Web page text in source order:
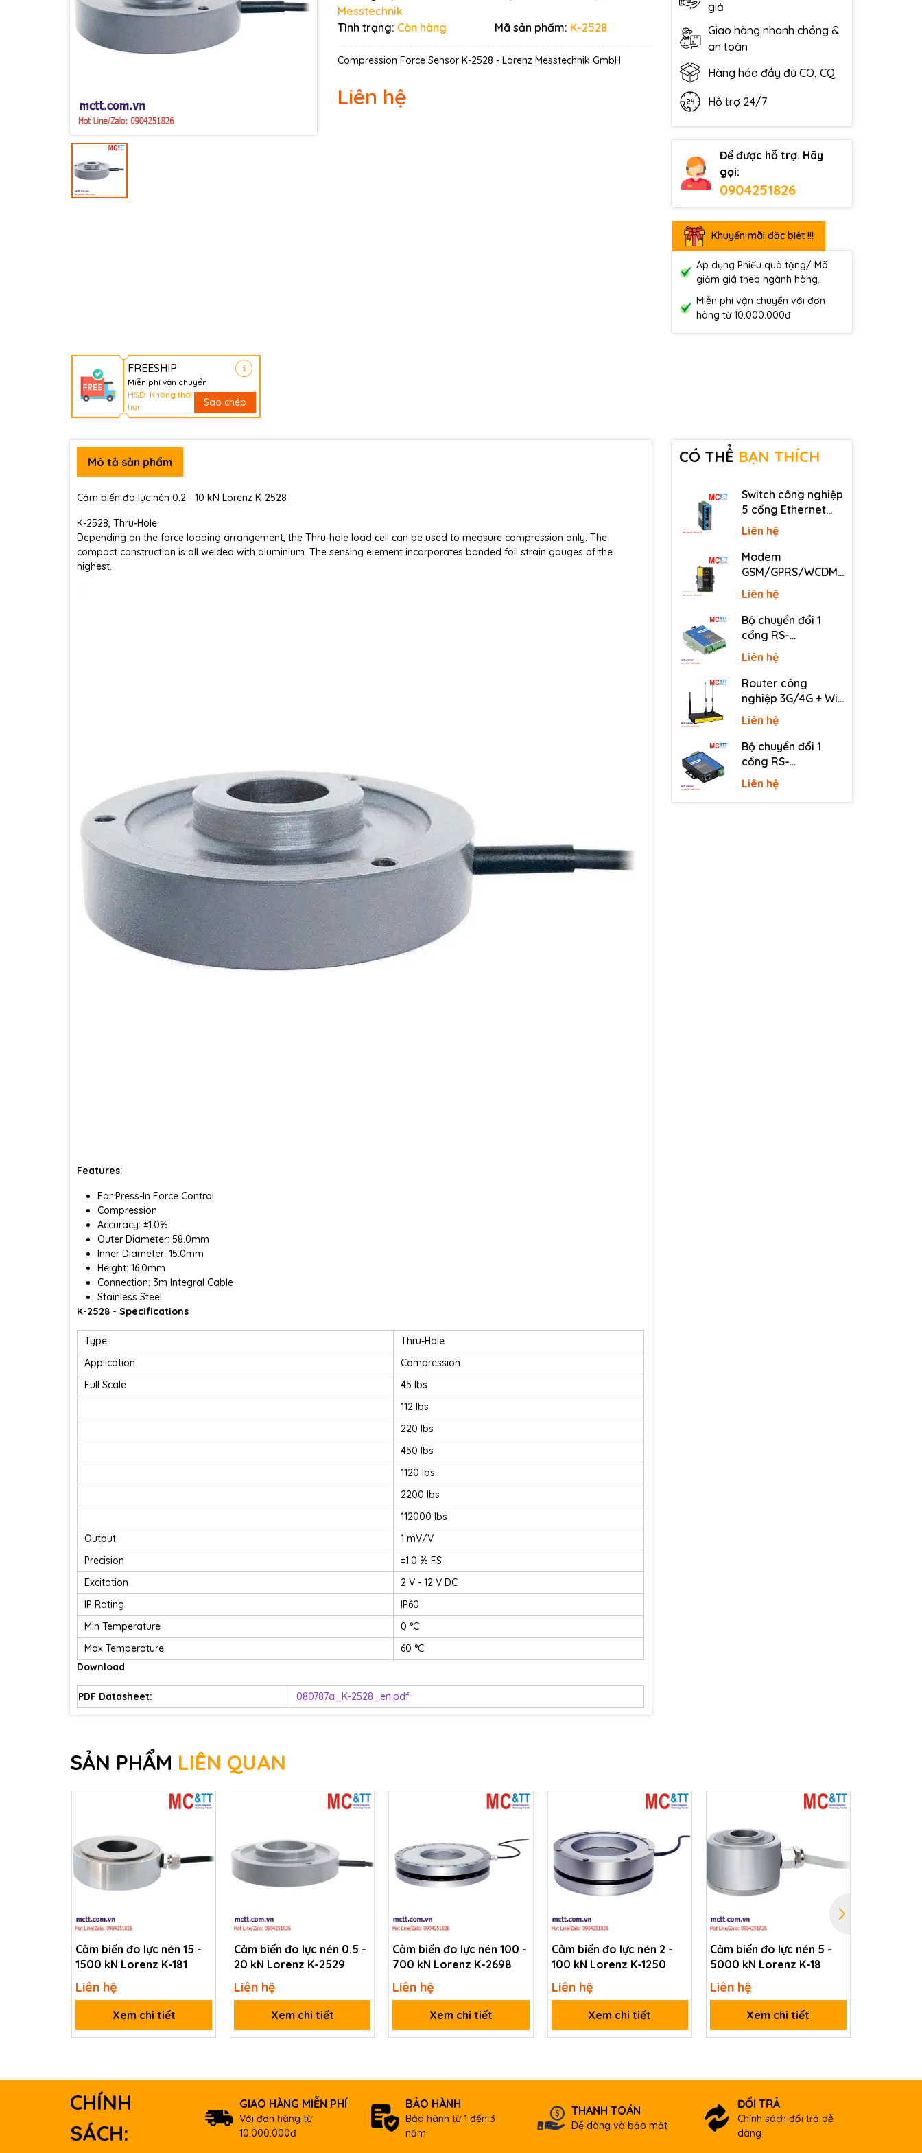
Messtechnik
Tình trạng: Còn hàng Mã sản phẩm: K-2528
Compression Force Sensor K-2528 - Lorenz Messtechnik GmbH
Liên hệ
giả
Giao hàng nhanh chóng &
an toàn
Hàng hóa đầy đủ CO, CQ
Hỗ trợ 24/7
Để được hỗ trợ. Hãy
gọi:
0904251826
Khuyến mãi đặc biệt !!!
Áp dụng Phiếu quà tặng/ Mã
giảm giá theo ngành hàng.
Miễn phí vận chuyển với đơn
hàng từ 10.000.000đ
FREESHIP
Miễn phí vận chuyển
HSD: Không thời
hạn
Sao chép
Mã giảm giá:
Mô tả sản phẩm
Cảm biến đo lực nén 0.2 - 10 kN Lorenz K-2528
K-2528, Thru-Hole
Depending on the force loading arrangement, the Thru-hole load cell can be used to measure compression only. The
compact construction is all welded with aluminium. The sensing element incorporates bonded foil strain gauges of the
highest.
Features:
For Press-In Force Control
Compression
Accuracy: ±1.0%
Outer Diameter: 58.0mm
Inner Diameter: 15.0mm
Height: 16.0mm
Connection: 3m Integral Cable
Stainless Steel
K-2528 - Specifications
Type
Thru-Hole
Application
Compression
Full Scale
45 lbs
112 lbs
220 lbs
450 lbs
1120 lbs
2200 lbs
112000 lbs
Output
1 mV/V
Precision
±1.0 % FS
Excitation
2 V - 12 V DC
IP Rating
IP60
Min Temperature
0 °C
Max Temperature
60 °C
Download
PDF Datasheet: 080787a_K-2528_en.pdf
CÓ THỂ BẠN THÍCH
Switch công nghiệp
5 cổng Ethernet
3Onedata IES2105-
5T-P48
Liên hệ
Modem
GSM/GPRS/WCDMA
(3G)/LTE (4G) IP
Four-Faith F2816 V4
Liên hệ
Bộ chuyển đổi 1
cổng RS-
232/485/422 sang
quang 3onedata
MODEL277-S-SC-
20KM (Dual fiber,
20KM)
Liên hệ
Router công
nghiệp 3G/4G + Wi-
Fi + APN/VPN Four-
Faith F3436
Liên hệ
Bộ chuyển đổi 1
cổng RS-
232/485/422 sang
Ethernet 3onedata
NP301
Liên hệ
SẢN PHẨM LIÊN QUAN
Cảm biến đo lực nén 15 -
1500 kN Lorenz K-181
Liên hệ
Xem chi tiết
Cảm biến đo lực nén 0.5 -
20 kN Lorenz K-2529
Liên hệ
Xem chi tiết
Cảm biến đo lực nén 100 -
700 kN Lorenz K-2698
Liên hệ
Xem chi tiết
Cảm biến đo lực nén 2 -
100 kN Lorenz K-1250
Liên hệ
Xem chi tiết
Cảm biến đo lực nén 5 -
5000 kN Lorenz K-18
Liên hệ
Xem chi tiết
CHÍNH
SÁCH:
GIAO HÀNG MIỄN PHÍ
Với đơn hàng từ
10.000.000đ
BẢO HÀNH
Bảo hành từ 1 đến 3
năm
THANH TOÁN
Dễ dàng và bảo mật
ĐỔI TRẢ
Chính sách đổi trả dễ
dàng